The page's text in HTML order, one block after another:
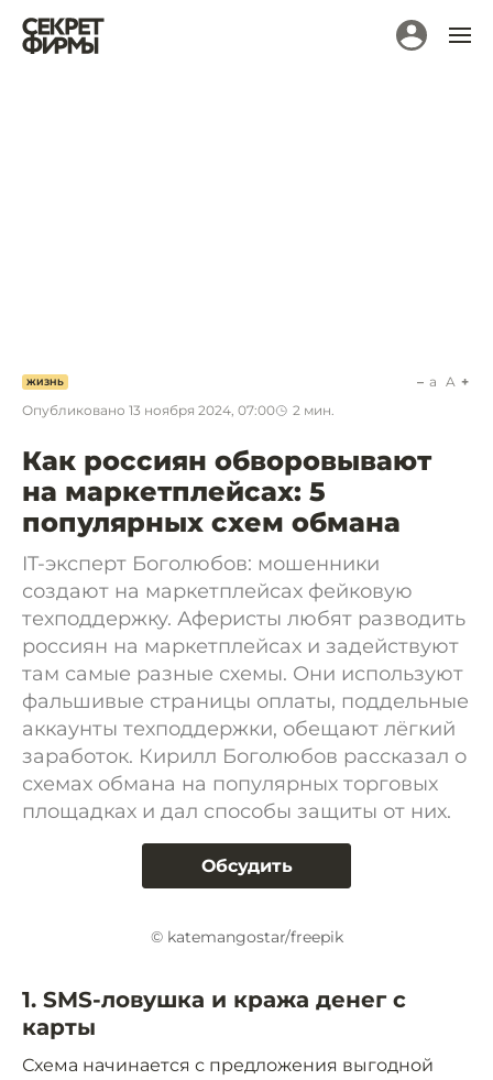
ЖИЗНЬ
Опубликовано 13 ноября 2024, 07:00 2 мин.
a A
Как россиян обворовывают
на маркетплейсах: 5
популярных схем обмана
IT-эксперт Боголюбов: мошенники
создают на маркетплейсах фейковую
техподдержку. Аферисты любят разводить
россиян на маркетплейсах и задействуют
там самые разные схемы. Они используют
фальшивые страницы оплаты, поддельные
аккаунты техподдержки, обещают лёгкий
заработок. Кирилл Боголюбов рассказал о
схемах обмана на популярных торговых
площадках и дал способы защиты от них.
Обсудить
© katemangostar/freepik
1. SMS-ловушка и кража денег с
карты
Схема начинается с предложения выгодной